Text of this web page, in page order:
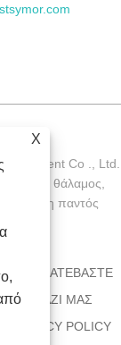
Equipment Co ., Ltd.
ξηρός θάλαμος,
παντός
ΚΑΤΕΒΆΣΤΕ
ΜΑΖΊ ΜΑΣ
PRIVACY POLICY
X